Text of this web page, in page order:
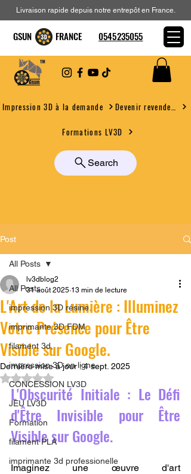
Impression 3D à la demande
Formations LV3D
Search
Livraison rapide depuis notre entrepôt en France.
GSUN FRANCE 0545235055
Post
All Posts
impression 3D résine.
imprimante 3D FDM
filament 3d,
impression 3D en ligne
CONCESSION LV3D
JEU LV3D
Formation
filament PLA
imprimante 3d professionelle
All Posts
L'Art de la Lumière : Illuminez
Votre Présence pour Être
Visible sur Google.
lv3dblog2
31 août 2025 13 min de lecture
Dernière mise à jour :4 sept. 2025
Noté NaN étoiles sur 5.
L'Obscurité Initiale : Le Défi
d'Être Invisible pour Être
Visible sur Google.
Imaginez une œuvre d'art